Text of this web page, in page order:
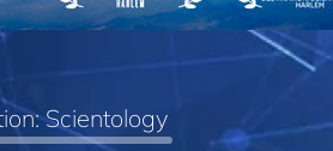
Scientology